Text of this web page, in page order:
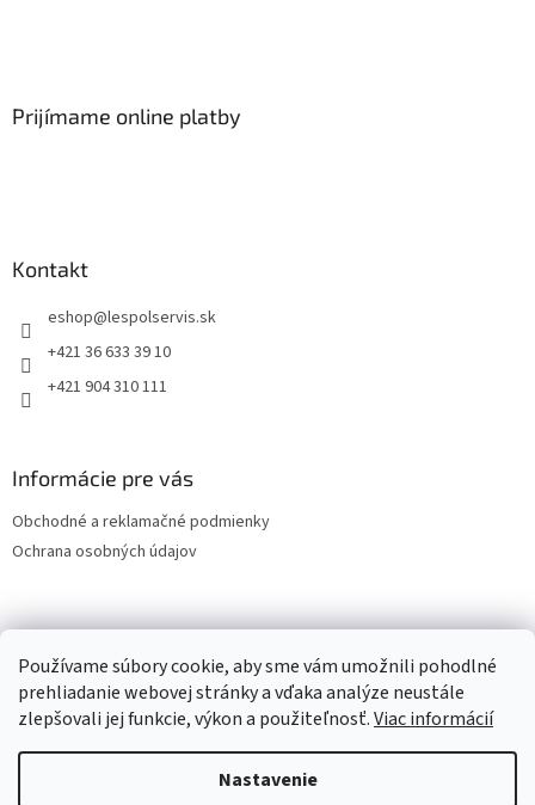
Používame súbory cookie, aby sme vám umožnili pohodlné
prehliadanie webovej stránky a vďaka analýze neustále
zlepšovali jej funkcie, výkon a použiteľnosť.Viac informácií
Nastavenie
Prijímame online platby
Kontakt
eshop@lespolservis.sk
+421 36 633 39 10
+421 904 310 111
Informácie pre vás
Obchodné a reklamačné podmienky
Ochrana osobných údajov